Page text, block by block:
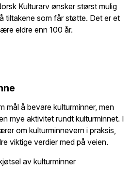
Kulturarv ønsker størst mulig
tiltakene som får støtte. Det er et
eldre enn 100 år.
mål å bevare kulturminner, men
mye aktivitet rundt kulturminnet. I
om kulturminnevern i praksis,
viktige verdier med på veien.
av kulturminner